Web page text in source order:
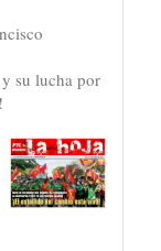
su lucha por